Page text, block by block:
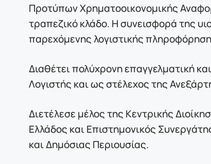
Προτύπων Χρηματοοικονομικής
τραπεζικό κλάδο. Η συνεισφορά της
παρεχόμενης λογιστικής
Διαθέτει πολύχρονη επαγγελματική
Λογιστής και ως στέλεχος της
Διετέλεσε μέλος της Κεντρικής
Ελλάδος και Επιστημονικός
και Δημόσιας Περιουσίας.